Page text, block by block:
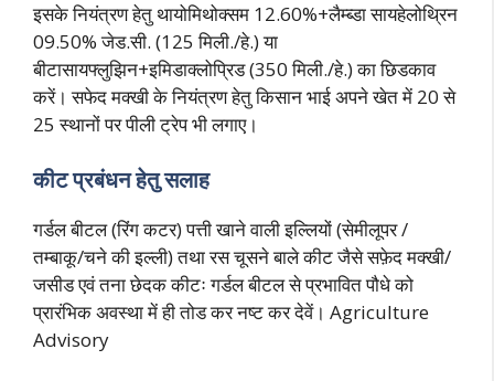
इसके नियंत्रण हेतु थायोमिथोक्सम 12.60%+लैम्ब्डा सायहेलोथ्रिन
09.50% जेड.सी. (125 मिली./हे.) या
बीटासायफ्लुझिन+इमिडाक्लोप्रिड (350 मिली./हे.) का छिडकाव
करें। सफेद मक्खी के नियंत्रण हेतु किसान भाई अपने खेत में 20 से
25 स्थानों पर पीली ट्रेप भी लगाए।
कीट प्रबंधन हेतु सलाह
गर्डल बीटल (रिंग कटर) पत्ती खाने वाली इल्लियों (सेमीलूपर /
तम्बाकू/चने की इल्ली) तथा रस चूसने बाले कीट जैसे सफ़ेद मक्खी/
जसीड एवं तना छेदक कीटः गर्डल बीटल से प्रभावित पौधे को
प्रारंभिक अवस्था में ही तोड कर नष्ट कर देवें। Agriculture
Advisory